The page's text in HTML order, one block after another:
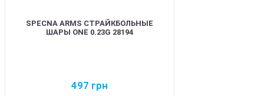
SPECNA ARMS СТРАЙКБОЛЬНЫЕ
ШАРЫ ONE 0.23G 28194
497 грн